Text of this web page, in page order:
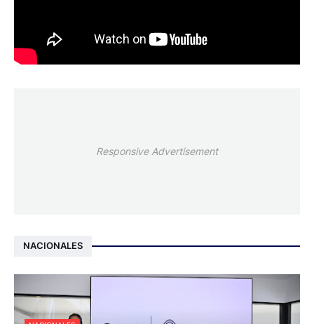
Responsive Advertisement
NACIONALES